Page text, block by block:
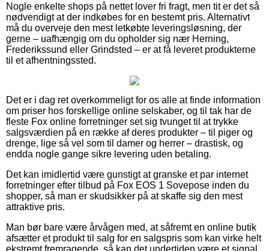
Nogle enkelte shops på nettet lover fri fragt, men tit er det så
nødvendigt at der indkøbes for en bestemt pris. Alternativt
må du overveje den mest letkøbte leveringsløsning, der
gerne – uafhængig om du opholder sig nær Herning,
Frederikssund eller Grindsted – er at få leveret produkterne
til et afhentningssted.
Det er i dag ret overkommeligt for os alle at finde information
om priser hos forskellige online selskaber, og til tak har de
fleste Fox online forretninger set sig tvunget til at trykke
salgsværdien på en række af deres produkter – til piger og
drenge, lige så vel som til damer og herrer – drastisk, og
endda nogle gange sikre levering uden betaling.
Det kan imidlertid være gunstigt at granske et par internet
forretninger efter tilbud på Fox EOS 1 Sovepose inden du
shopper, så man er skudsikker på at skaffe sig den mest
attraktive pris.
Man bør bare være årvågen med, at såfremt en online butik
afsætter et produkt til salg for en salgspris som kan virke helt
ekstremt fremragende, så kan det undertiden være et signal